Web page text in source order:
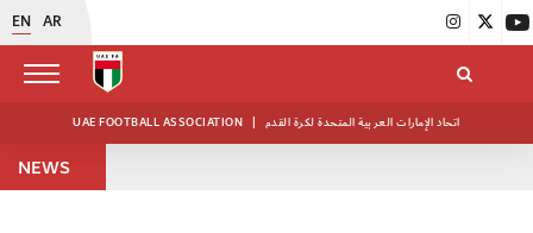
EN AR
UAE FOOTBALL ASSOCIATION | اتحاد الإمارات العربية المتحدة لكرة القدم
NEWS